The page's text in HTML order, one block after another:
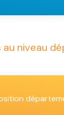
au niveau